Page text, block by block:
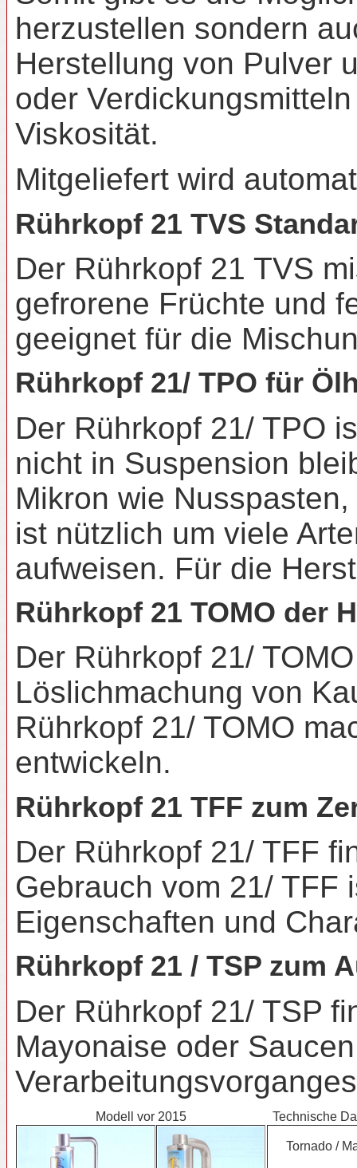
herzustellen sondern
Herstellung von Pulver
oder
Viskosität.
Mitgeliefert wird
Rührkopf 21 TVS
Der Rührkopf 21 TVS
gefrorene Früchte und
geeignet für die
Rührkopf 21/ TPO für
Der Rührkopf 21/ TPO
nicht in Suspension
Mikron wie
ist nützlich um viele
aufweisen. Für die
Rührkopf 21 TOMO der
Der Rührkopf 21/
Löslichmachung von
Rührkopf 21/ TOMO
entwickeln.
Rührkopf 21 TFF zum
Der Rührkopf 21/ TFF
Gebrauch vom 21/ TFF
Eigenschaften und
Rührkopf 21 / TSP zum
Der Rührkopf 21/ TSP
Mayonaise oder
Modell vor 2015 Technische
Tornado /